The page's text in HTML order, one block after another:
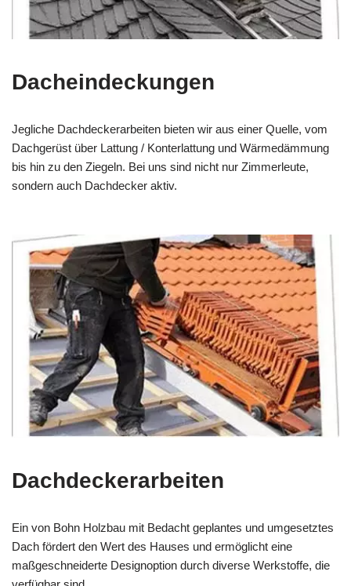
Dacheindeckungen
Jegliche Dachdeckerarbeiten bieten wir aus einer Quelle, vom
Dachgerüst über Lattung / Konterlattung und Wärmedämmung
bis hin zu den Ziegeln. Bei uns sind nicht nur Zimmerleute,
sondern auch Dachdecker aktiv.
Dachdeckerarbeiten
Ein von Bohn Holzbau mit Bedacht geplantes und umgesetztes
Dach fördert den Wert des Hauses und ermöglicht eine
maßgeschneiderte Designoption durch diverse Werkstoffe, die